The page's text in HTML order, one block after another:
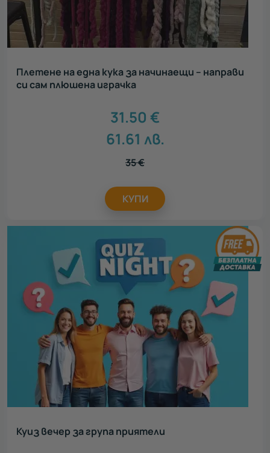
Плетене на една кука за начинаещи – направи
си сам плюшена играчка
31.50 €
61.61 лв.
35€
КУПИ
Куиз вечер за група приятели